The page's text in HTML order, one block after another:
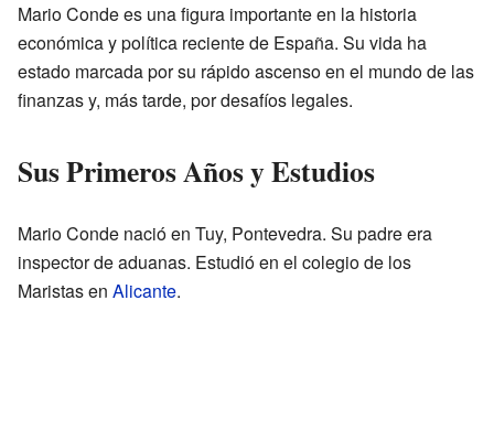
Mario Conde es una figura importante en la historia
económica y política reciente de España. Su vida ha
estado marcada por su rápido ascenso en el mundo de las
finanzas y, más tarde, por desafíos legales.
Sus Primeros Años y Estudios
Mario Conde nació en Tuy, Pontevedra. Su padre era
inspector de aduanas. Estudió en el colegio de los
Maristas en Alicante.